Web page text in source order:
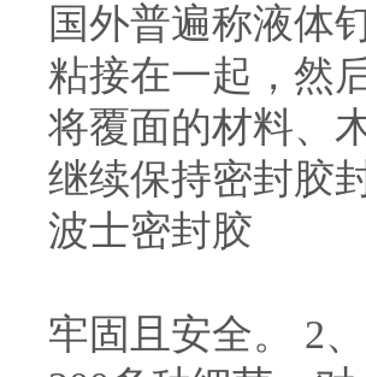
国外普遍称液体
粘接在一起，然
将覆面的材料、
继续保持密封胶
波士密封胶
牢固且安全。 2